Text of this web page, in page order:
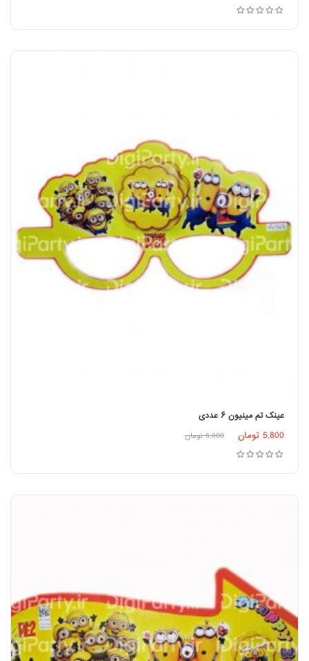
عینک تم مینیون ۶ عددی
5,800 تومان 6,000 تومان